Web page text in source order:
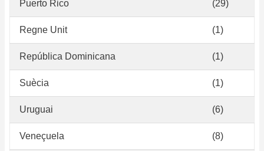
Puerto Rico (29)
Regne Unit (1)
República Dominicana (1)
Suècia (1)
Uruguai (6)
Veneçuela (8)